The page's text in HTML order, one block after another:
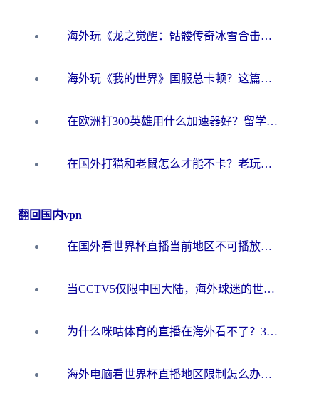
海外玩《龙之觉醒：骷髅传奇冰雪合击》延迟高？这篇指南帮你解决卡顿烦恼！
海外玩《我的世界》国服总卡顿？这篇我的世界游戏加速器指南帮你解决所有问题
在欧洲打300英雄用什么加速器好？留学生亲测有效的解决方案来了
在国外打猫和老鼠怎么才能不卡？老玩家亲测的终极加速指南
翻回国内vpn
在国外看世界杯直播当前地区不可播放？海外党必看的回国加速全攻略
当CCTV5仅限中国大陆，海外球迷的世界杯狂欢如何继续？
为什么咪咕体育的直播在海外看不了？3步解决海外看世界杯+抖音地区限制难题
海外电脑看世界杯直播地区限制怎么办？你需要一个聪明的加速器